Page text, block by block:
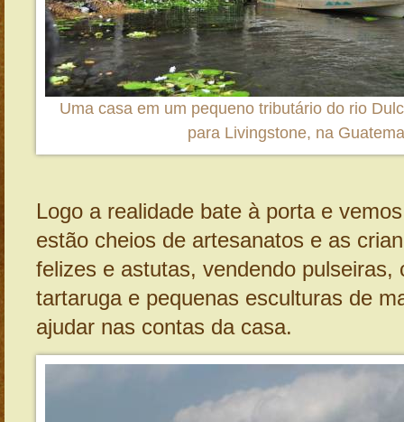
Uma casa em um pequeno tributário do rio
para Livingstone, na
Logo a realidade bate à porta e
estão cheios de artesanatos e as
felizes e astutas, vendendo pulseiras,
tartaruga e pequenas esculturas de
ajudar nas contas da casa.